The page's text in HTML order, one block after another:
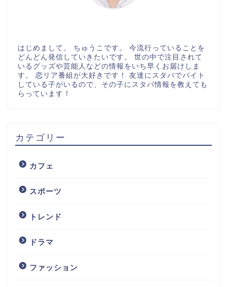
はじめまして。 ちゅうこです。 今流行っていることを
どんどん発信していきたいです。 世の中で注目されて
いるグッズや芸能人などの情報をいち早くお届けしま
す。 恋リア番組が大好きです！ 友達にスタバでバイト
している子がいるので、その子にスタバ情報を教えても
らっています！
カテゴリー
カフェ
スポーツ
トレンド
ドラマ
ファッション